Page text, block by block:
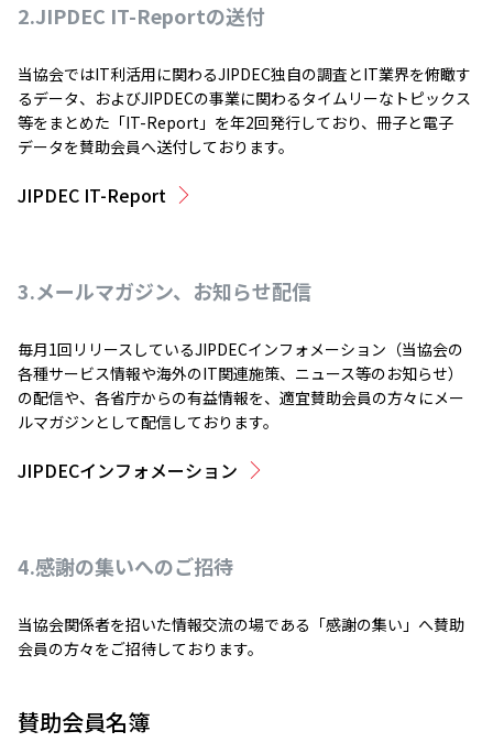
2.JIPDEC IT-Reportの送付
当協会ではIT利活用に関わるJIPDEC独自の調査とIT業界を俯瞰す
るデータ、およびJIPDECの事業に関わるタイムリーなトピックス
等をまとめた「IT-Report」を年2回発行しており、冊子と電子
データを賛助会員へ送付しております。
JIPDEC IT-Report
3.メールマガジン、お知らせ配信
毎月1回リリースしているJIPDECインフォメーション（当協会の
各種サービス情報や海外のIT関連施策、ニュース等のお知らせ）
の配信や、各省庁からの有益情報を、適宜賛助会員の方々にメー
ルマガジンとして配信しております。
JIPDECインフォメーション
4.感謝の集いへのご招待
当協会関係者を招いた情報交流の場である「感謝の集い」へ賛助
会員の方々をご招待しております。
賛助会員名簿